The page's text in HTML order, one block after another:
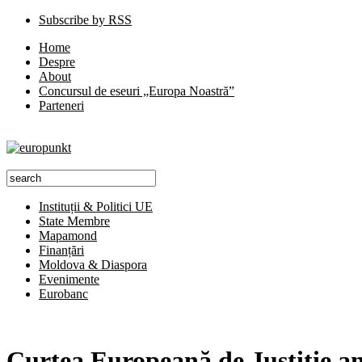
Subscribe by RSS
Home
Despre
About
Concursul de eseuri „Europa Noastră”
Parteneri
Instituții & Politici UE
State Membre
Mapamond
Finanțări
Moldova & Diaspora
Evenimente
Eurobanc